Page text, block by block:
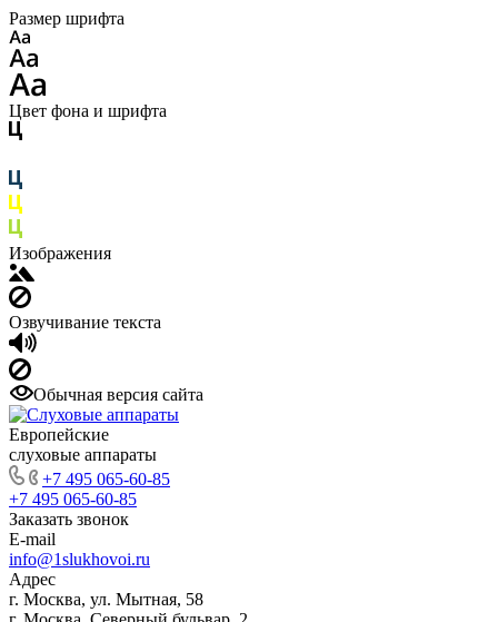
Размер шрифта
Цвет фона и шрифта
Изображения
Озвучивание текста
Обычная версия сайта
Европейские
слуховые аппараты
+7 495 065-60-85
+7 495 065-60-85
Заказать звонок
E-mail
info@1slukhovoi.ru
Адрес
г. Москва, ул. Мытная, 58